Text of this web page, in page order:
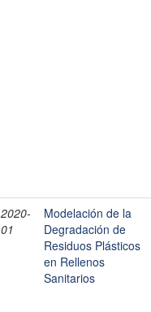
2020-
01
Modelación de la
Degradación de
Residuos Plásticos
en Rellenos
Sanitarios